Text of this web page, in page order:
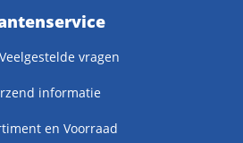
vragen
informatie
en Voorraad